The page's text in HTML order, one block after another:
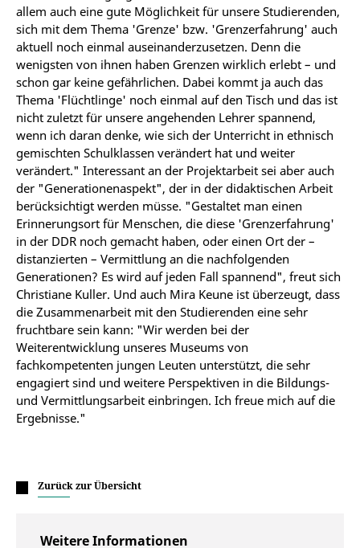
allem auch eine gute Möglichkeit für unsere Studierenden,
sich mit dem Thema 'Grenze' bzw. 'Grenzerfahrung' auch
aktuell noch einmal auseinanderzusetzen. Denn die
wenigsten von ihnen haben Grenzen wirklich erlebt – und
schon gar keine gefährlichen. Dabei kommt ja auch das
Thema 'Flüchtlinge' noch einmal auf den Tisch und das ist
nicht zuletzt für unsere angehenden Lehrer spannend,
wenn ich daran denke, wie sich der Unterricht in ethnisch
gemischten Schulklassen verändert hat und weiter
verändert." Interessant an der Projektarbeit sei aber auch
der "Generationenaspekt", der in der didaktischen Arbeit
berücksichtigt werden müsse. "Gestaltet man einen
Erinnerungsort für Menschen, die diese 'Grenzerfahrung'
in der DDR noch gemacht haben, oder einen Ort der –
distanzierten – Vermittlung an die nachfolgenden
Generationen? Es wird auf jeden Fall spannend", freut sich
Christiane Kuller. Und auch Mira Keune ist überzeugt, dass
die Zusammenarbeit mit den Studierenden eine sehr
fruchtbare sein kann: "Wir werden bei der
Weiterentwicklung unseres Museums von
fachkompetenten jungen Leuten unterstützt, die sehr
engagiert sind und weitere Perspektiven in die Bildungs-
und Vermittlungsarbeit einbringen. Ich freue mich auf die
Ergebnisse."
Zurück zur Übersicht
Weitere Informationen